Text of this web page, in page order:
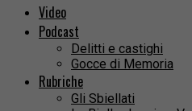
Video
Podcast
Delitti e castighi
Gocce di Memoria
Rubriche
Gli Sbiellati